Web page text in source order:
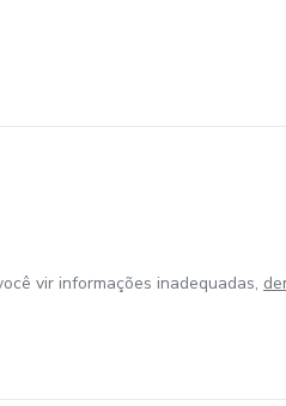
vir informações inadequadas,